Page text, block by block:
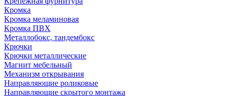
Кромка
Кромка меламиновая
Кромка ПВХ
Металлобокс, тандембокс
Крючки
Крючки металлические
Магнит мебельный
Механизм открывания
Направляющие роликовые
Направляющие скрытого монтажа